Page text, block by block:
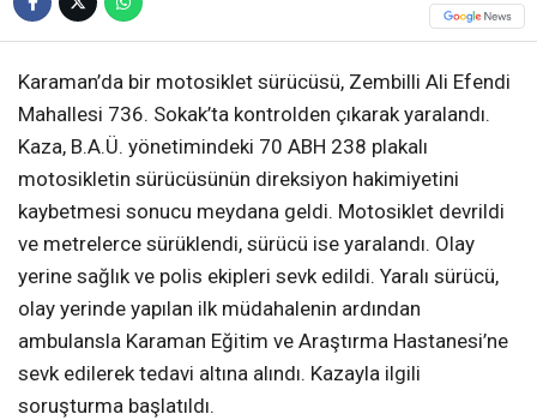
Karaman’da bir motosiklet sürücüsü, Zembilli Ali Efendi
Mahallesi 736. Sokak’ta kontrolden çıkarak yaralandı.
Kaza, B.A.Ü. yönetimindeki 70 ABH 238 plakalı
motosikletin sürücüsünün direksiyon hakimiyetini
kaybetmesi sonucu meydana geldi. Motosiklet devrildi
ve metrelerce sürüklendi, sürücü ise yaralandı. Olay
yerine sağlık ve polis ekipleri sevk edildi. Yaralı sürücü,
olay yerinde yapılan ilk müdahalenin ardından
ambulansla Karaman Eğitim ve Araştırma Hastanesi’ne
sevk edilerek tedavi altına alındı. Kazayla ilgili
soruşturma başlatıldı.